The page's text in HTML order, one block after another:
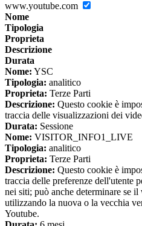
www.youtube.com
Nome
Tipologia
Proprieta
Descrizione
Durata
Nome: YSC
Tipologia: analitico
Proprieta: Terze Parti
Descrizione: Questo cookie è
traccia delle visualizzazioni dei
Durata: Sessione
Nome: VISITOR_INFO1_LIVE
Tipologia: analitico
Proprieta: Terze Parti
Descrizione: Questo cookie è
traccia delle preferenze dell'utente
nei siti; può anche determinare se
utilizzando la nuova o la vecchia
Youtube.